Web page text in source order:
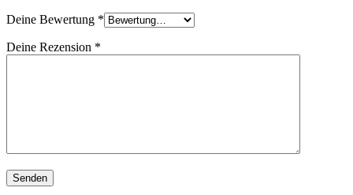
Deine Bewertung *
Deine Rezension *